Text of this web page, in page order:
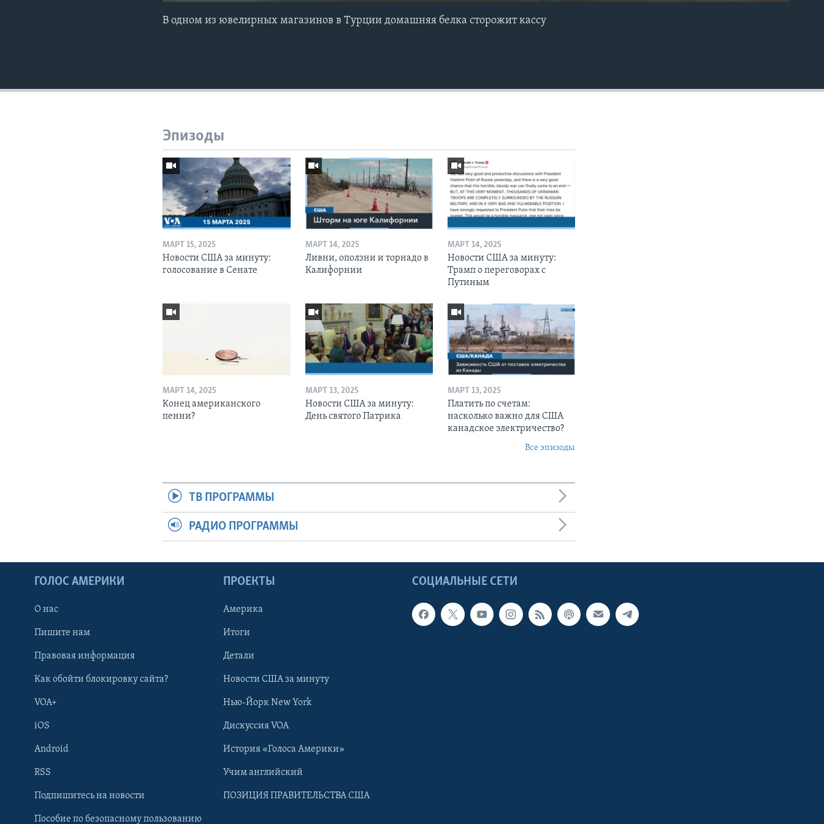
СОЦИАЛЬНЫЕ СЕТИ
В одном из ювелирных магазинов в Турции домашняя белка сторожит кассу
Эпизоды
МАРТ 15, 2025
Новости США за минуту:
голосование в Сенате
МАРТ 14, 2025
Ливни, оползни и торнадо в
Калифорнии
МАРТ 14, 2025
Новости США за минуту:
Трамп о переговорах с
Путиным
МАРТ 14, 2025
Конец американского
пенни?
МАРТ 13, 2025
Новости США за минуту:
День святого Патрика
МАРТ 13, 2025
Платить по счетам:
насколько важно для США
канадское электричество?
Все эпизоды
ТВ ПРОГРАММЫ
РАДИО ПРОГРАММЫ
СОЦИАЛЬНЫЕ СЕТИ
ГОЛОС АМЕРИКИ
О нас
Пишите нам
Правовая информация
Как обойти блокировку сайта?
VOA+
iOS
Android
RSS
Подпишитесь на новости
Пособие по безопасному пользованию
ПРОЕКТЫ
Америка
Итоги
Детали
Новости США за минуту
Нью-Йорк New York
Дискуссия VOA
История «Голоса Америки»
Учим английский
ПОЗИЦИЯ ПРАВИТЕЛЬСТВА США